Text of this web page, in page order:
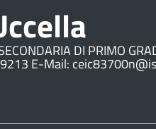
DI PRIMO
E-Mail: